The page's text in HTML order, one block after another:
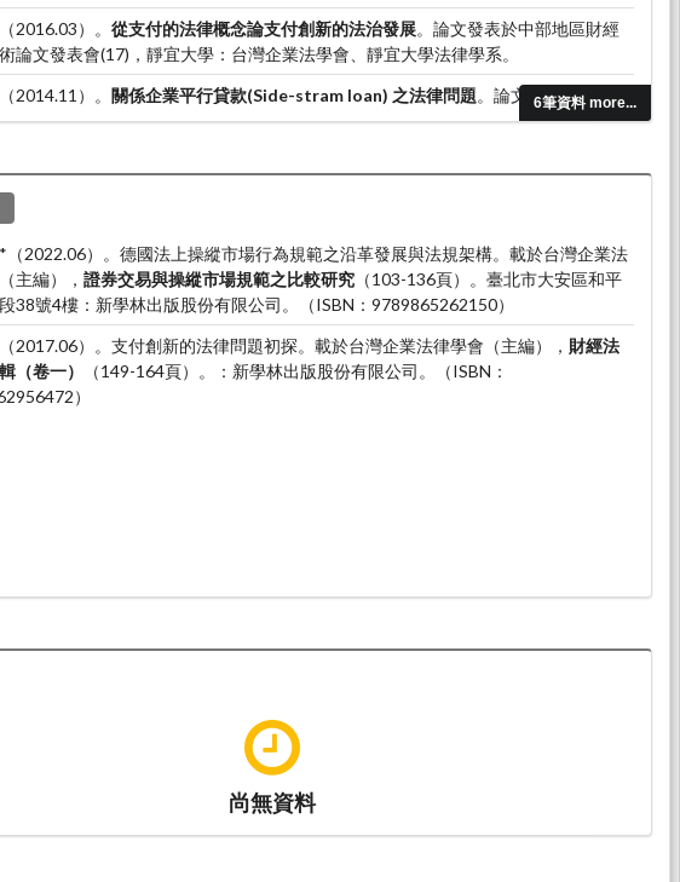
6筆資料 more...
2016.03）。 從支付的法律概念論支付創新的法治發展。論文發表於中部地區財經
論文發表會(17)，靜宜大學：台灣企業法學會、靜宜大學法律學系。
2014.11）。 關係企業平行貸款(Side-stram loan) 之法律問題。論文發表於商事法
會，逢甲大學：台灣法學會商事法委員會、逢甲大學財經法律研究所、台灣企業法
（2022.06）。德國法上操縱市場行為規範之沿革發展與法規架構。載於台灣企業法
主編）， 證券交易與操縱市場規範之比較研究 （103-136頁）。臺北市大安區和平
38號4樓：新學林出版股份有限公司。（ISBN：9789865262150）
2017.06）。支付創新的法律問題初探。載於台灣企業法律學會（主編）， 財經法
（卷一）
（149-164頁）。：新學林出版股份有限公司。（ISBN：
）
尚無資料